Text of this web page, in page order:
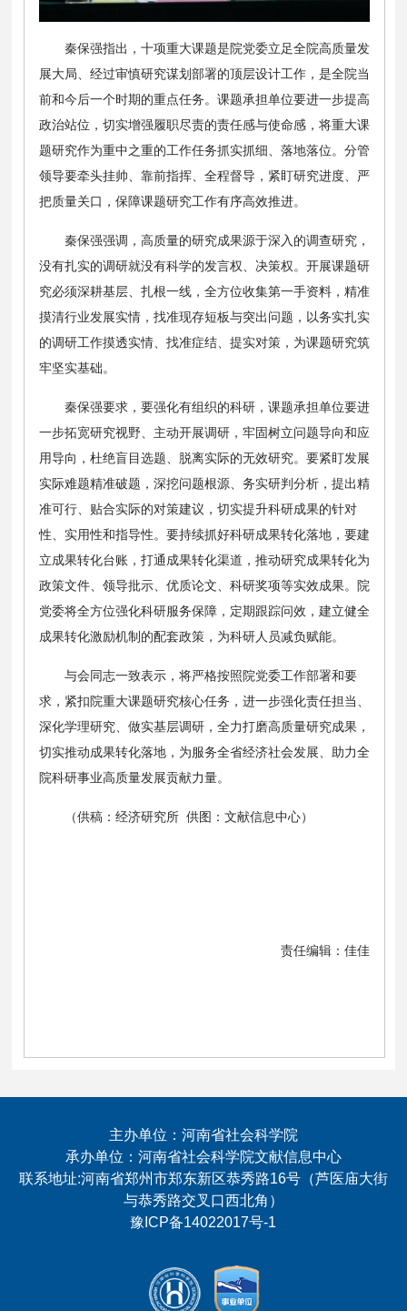
秦保强指出，十项重大课题是院党委立足全院高质量发
展大局、经过审慎研究谋划部署的顶层设计工作，是全院当
前和今后一个时期的重点任务。课题承担单位要进一步提高
政治站位，切实增强履职尽责的责任感与使命感，将重大课
题研究作为重中之重的工作任务抓实抓细、落地落位。分管
领导要牵头挂帅、靠前指挥、全程督导，紧盯研究进度、严
把质量关口，保障课题研究工作有序高效推进。
秦保强强调，高质量的研究成果源于深入的调查研究，
没有扎实的调研就没有科学的发言权、决策权。开展课题研
究必须深耕基层、扎根一线，全方位收集第一手资料，精准
摸清行业发展实情，找准现存短板与突出问题，以务实扎实
的调研工作摸透实情、找准症结、提实对策，为课题研究筑
牢坚实基础。
秦保强要求，要强化有组织的科研，课题承担单位要进
一步拓宽研究视野、主动开展调研，牢固树立问题导向和应
用导向，杜绝盲目选题、脱离实际的无效研究。要紧盯发展
实际难题精准破题，深挖问题根源、务实研判分析，提出精
准可行、贴合实际的对策建议，切实提升科研成果的针对
性、实用性和指导性。要持续抓好科研成果转化落地，要建
立成果转化台账，打通成果转化渠道，推动研究成果转化为
政策文件、领导批示、优质论文、科研奖项等实效成果。院
党委将全方位强化科研服务保障，定期跟踪问效，建立健全
成果转化激励机制的配套政策，为科研人员减负赋能。
与会同志一致表示，将严格按照院党委工作部署和要
求，紧扣院重大课题研究核心任务，进一步强化责任担当、
深化学理研究、做实基层调研，全力打磨高质量研究成果，
切实推动成果转化落地，为服务全省经济社会发展、助力全
院科研事业高质量发展贡献力量。
（供稿：经济研究所 供图：文献信息中心）
责任编辑：佳佳
主办单位：河南省社会科学院
承办单位：河南省社会科学院文献信息中心
联系地址:河南省郑州市郑东新区恭秀路16号（芦医庙大街
与恭秀路交叉口西北角）
豫ICP备14022017号-1